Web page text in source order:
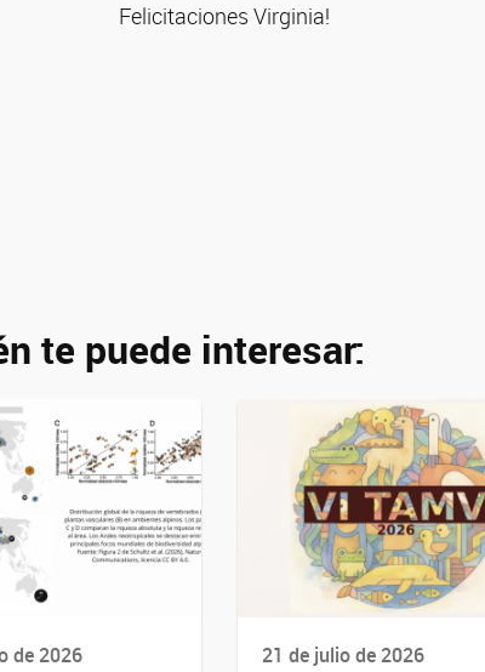
Felicitaciones Virginia!
te puede interesar:
de 2026 21 de julio de 2026